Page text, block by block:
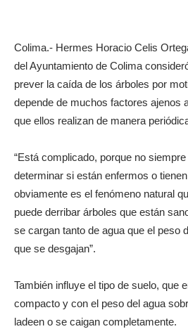
Colima.- Hermes Horacio Celis
del Ayuntamiento de Colima
prever la caída de los árboles por
depende de muchos factores ajenos
que ellos realizan de manera
“Está complicado, porque no
determinar si están enfermos o
obviamente es el fenómeno natural
puede derribar árboles que están
se cargan tanto de agua que el peso
que se desgajan”.
También influye el tipo de suelo, que
compacto y con el peso del agua
ladeen o se caigan completamente.